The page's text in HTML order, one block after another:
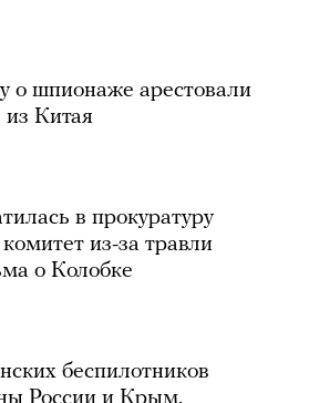
о шпионаже арестовали
Китая
в прокуратуру
из-за травли
о Колобке
беспилотников